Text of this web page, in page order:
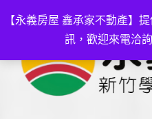
【永義房屋 鑫承家不動產】
訊，歡迎來電洽